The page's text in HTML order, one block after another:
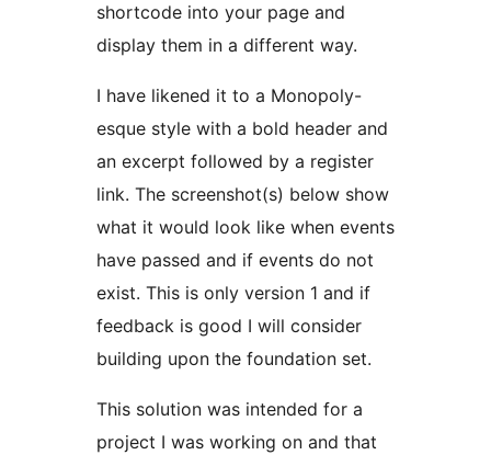
shortcode into your page and
display them in a different way.
I have likened it to a Monopoly-
esque style with a bold header and
an excerpt followed by a register
link. The screenshot(s) below show
what it would look like when events
have passed and if events do not
exist. This is only version 1 and if
feedback is good I will consider
building upon the foundation set.
This solution was intended for a
project I was working on and that